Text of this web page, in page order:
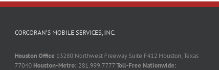
CORCORAN’S MOBILE SERVICES, INC.
Houston Office 13280 Northwest Freeway Suite F412 Houston, Texas
77040 Houston-Metro: 281.999.7777Toll-Free Nationwide: